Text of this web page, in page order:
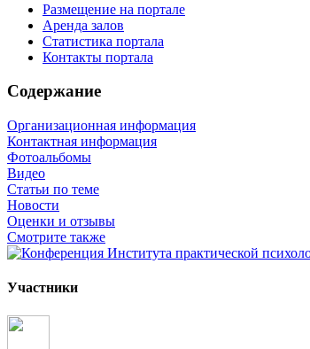
Размещение на портале
Аренда залов
Статистика портала
Контакты портала
Содержание
Организационная информация
Контактная информация
Фотоальбомы
Видео
Статьи по теме
Новости
Оценки и отзывы
Смотрите также
Участники